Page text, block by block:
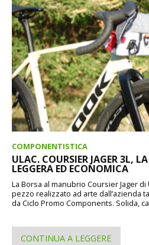
COMPONENTISTICA
ULAC. COURSIER JAGER 3L,
LEGGERA ED ECONOMICA
La Borsa al manubrio Coursier Jager di
pezzo realizzato ad arte dall’azienda
da Ciclo Promo Components. Solida,
CONTINUA A LEGGERE